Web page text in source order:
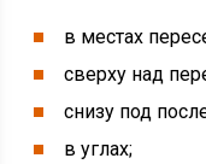
в местах
сверху над
снизу под
в углах;